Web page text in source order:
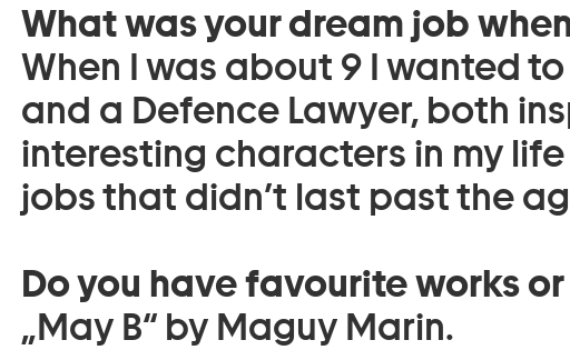
What was your dream job
When I was about 9 I wanted
and a Defence Lawyer, both
interesting characters in my
jobs that didn’t last past the
Do you have favourite works or
„May B“ by Maguy Marin.